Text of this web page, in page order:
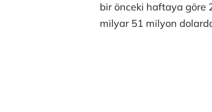
bir önceki haftaya göre
milyar 51 milyon